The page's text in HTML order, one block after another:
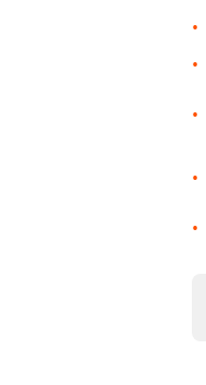
•
•
•
•
•